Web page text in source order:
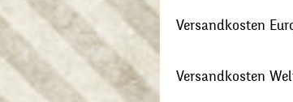
Versandkosten
Versandkosten